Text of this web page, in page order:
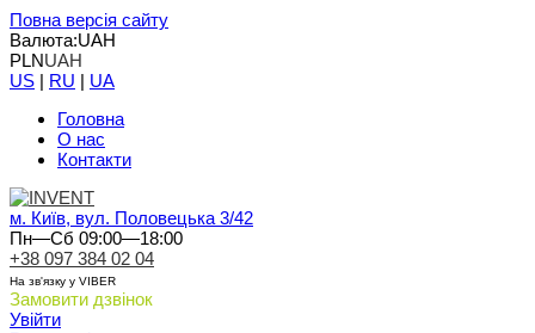
Повна версія сайту
Валюта:UAH
PLNUAH
US | RU | UA
Головна
О нас
Контакти
м. Київ, вул. Половецька 3/42
Пн—Сб 09:00—18:00
+38 097 384 02 04
На зв'язку у VIBER
Замовити дзвінок
Увійти